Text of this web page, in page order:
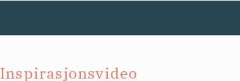
Inspirasjonsvideo